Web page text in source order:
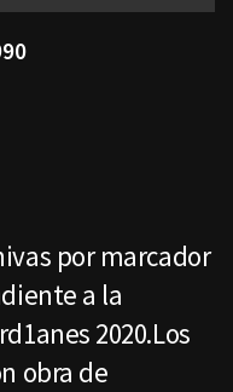
por marcador
a la
2020.Los
obra de